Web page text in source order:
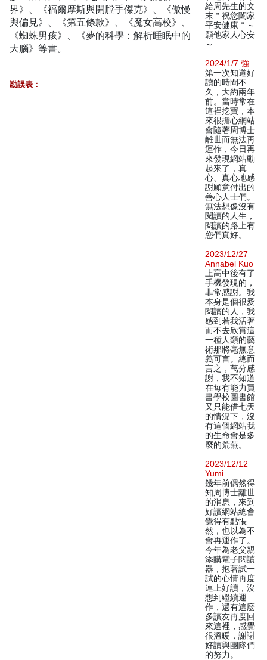
界》、《福爾摩斯與開膛手傑克》、《傲慢
與偏見》、《第五條款》、《魔女高校》、
《蜘蛛男孩》、《夢的科學：解析睡眠中的
大腦》等書。
勘誤表：
給周先生的文
末＂祝您闔家
平安健康＂～
願他家人心安
～
2024/1/7 強
第一次知道好
讀的時間不
久，大約兩年
前。當時常在
這裡挖寶，本
來很擔心網站
會隨著周博士
離世而無法再
運作，今日再
來發現網站動
起來了，真
心、真心地感
謝願意付出的
善心人士們。
無法想像沒有
閱讀的人生，
閱讀的路上有
您們真好。
2023/12/27
Annabel Kuo
上高中後有了
手機發現的，
非常感謝。我
本身是個很愛
閱讀的人，我
感到若我活著
而不去欣賞這
一種人類的藝
術那將毫無意
義可言。總而
言之，萬分感
謝，我不知道
在每有能力買
書學校圖書館
又只能借七天
的情況下，沒
有這個網站我
的生命會是多
麼的荒蕪。
2023/12/12
Yumi
幾年前偶然得
知周博士離世
的消息，來到
好讀網站總會
覺得有點悵
然，也以為不
會再運作了。
今年為老父親
添購電子閱讀
器，抱著試一
試的心情再度
連上好讀，沒
想到繼續運
作，還有這麼
多讀友再度回
來這裡，感覺
很溫暖，謝謝
好讀與團隊們
的努力。